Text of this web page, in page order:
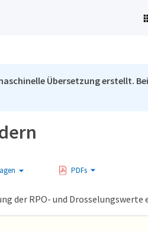
Übersetzung erstellt.
PDFs
der RPO- und